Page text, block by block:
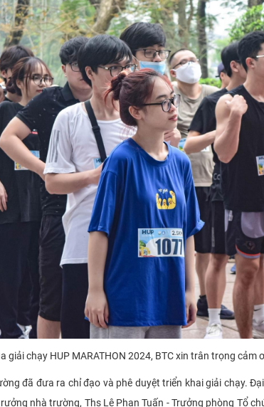
chạy HUP MARATHON 2024, BTC xin trân trọng cảm
đã đưa ra chỉ đạo và phê duyệt triển khai giải chạy.
nhà trường, Ths Lê Phan Tuấn - Trưởng phòng Tổ